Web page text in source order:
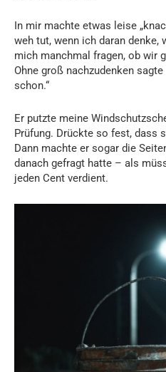
In mir machte etwas leise
weh tut, wenn ich daran denke,
mich manchmal fragen, ob wir
Ohne groß nachzudenken
schon.“
Er putzte meine
Prüfung. Drückte so fest, dass
Dann machte er sogar die
danach gefragt hatte – als
jeden Cent verdient.